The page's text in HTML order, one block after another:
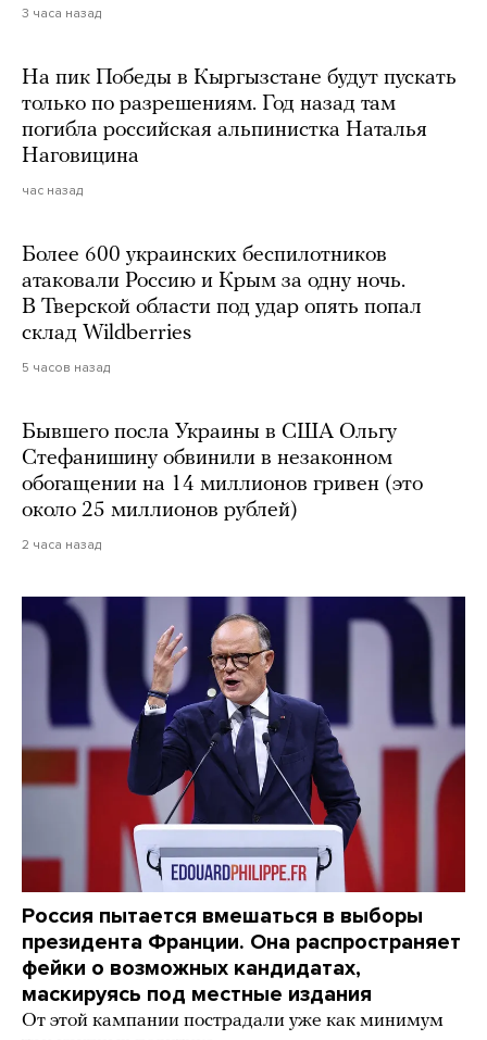
3 часа назад
На пик Победы в Кыргызстане будут пускать
только по разрешениям. Год назад там
погибла российская альпинистка Наталья
Наговицина
час назад
Более 600 украинских беспилотников
атаковали Россию и Крым за одну ночь.
В Тверской области под удар опять попал
склад Wildberries
5 часов назад
Бывшего посла Украины в США Ольгу
Стефанишину обвинили в незаконном
обогащении на 14 миллионов гривен (это
около 25 миллионов рублей)
2 часа назад
Россия пытается вмешаться в выборы
президента Франции. Она распространяет
фейки о возможных кандидатах,
маскируясь под местные издания
От этой кампании пострадали уже как минимум